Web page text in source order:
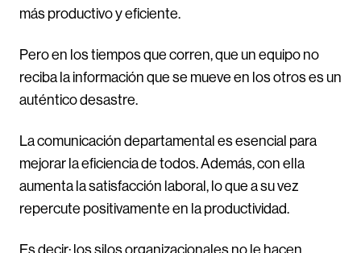
más productivo y eficiente.
Pero en los tiempos que corren, que un equipo no
reciba la información que se mueve en los otros es un
auténtico desastre.
La comunicación departamental es esencial para
mejorar la eficiencia de todos. Además, con ella
aumenta la satisfacción laboral, lo que a su vez
repercute positivamente en la productividad.
Es decir: los silos organizacionales no le hacen